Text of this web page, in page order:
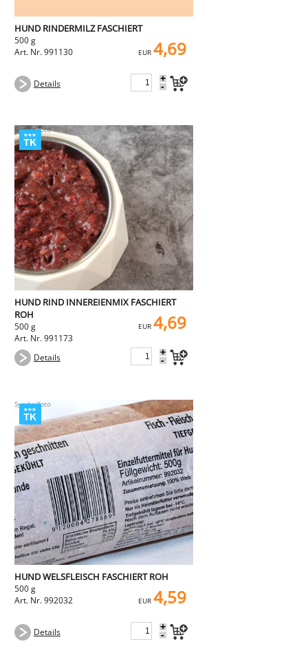
HUND RINDERMILZ FASCHIERT
500 g
Art. Nr. 991130
EUR 4,69
Details +
-
HUND RIND INNEREIENMIX FASCHIERT
ROH
500 g
Art. Nr. 991173
EUR 4,69
Details +
-
HUND WELSFLEISCH FASCHIERT ROH
500 g
Art. Nr. 992032
EUR 4,59
Details +
-